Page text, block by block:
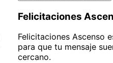
Felicitaciones
Felicitaciones Ascenso
para que tu mensaje
cercano.